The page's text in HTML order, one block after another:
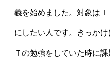
義を始めました。対象は
にしたい人です。きっか
Ｔの勉強をしていた時に